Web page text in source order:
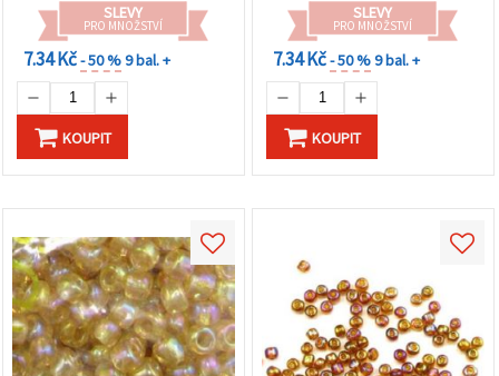
SLEVY
PRO MNOŽSTVÍ
7.34 Kč- 50 %9 bal. +
KOUPIT
SLEVY
PRO MNOŽSTVÍ
7.34 Kč- 50 %9 bal. +
KOUPIT